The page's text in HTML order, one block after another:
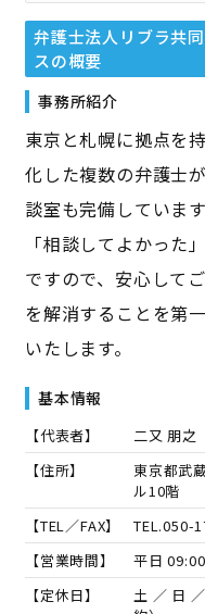
弁護士法人リブラ共
スの概要
事務所紹介
東京と札幌に拠点を
化した複数の弁護士
談室も完備しています
「相談してよかった
ですので、安心して
を解消することを第
いたします。
基本情報
【代表者】 二又 朋之
【住所】
東京都武
ル10階
【TEL／FAX】
TEL.050-
【営業時間】
平日
【定休日】
土 ／ 日